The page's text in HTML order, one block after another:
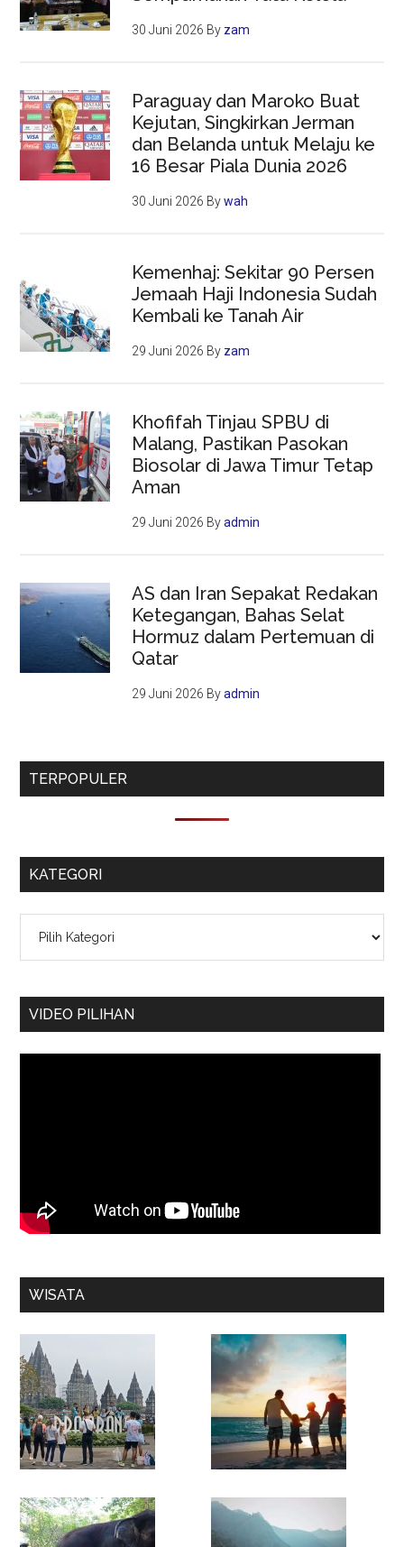
30 Juni 2026 By zam
Paraguay dan Maroko Buat
Kejutan, Singkirkan Jerman
dan Belanda untuk Melaju ke
16 Besar Piala Dunia 2026
30 Juni 2026 Bywah
Kemenhaj: Sekitar 90 Persen
Jemaah Haji Indonesia Sudah
Kembali ke Tanah Air
29 Juni 2026 By zam
Khofifah Tinjau SPBU di
Malang, Pastikan Pasokan
Biosolar di Jawa Timur Tetap
Aman
29 Juni 2026 Byadmin
AS dan Iran Sepakat Redakan
Ketegangan, Bahas Selat
Hormuz dalam Pertemuan di
Qatar
29 Juni 2026 Byadmin
TERPOPULER
KATEGORI
VIDEO PILIHAN
WISATA